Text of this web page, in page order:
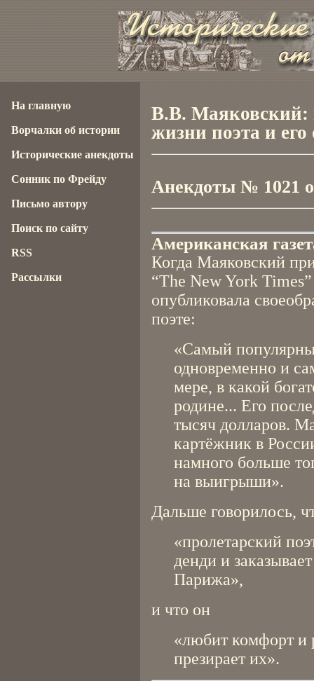
В.В. Маяковский:
жизни поэта и
Анекдоты № 1021
Американская
Когда Маяковский
“The New York Times”
опубликовала
поэте:
«Самый
одновременно и
мере, в какой
родине... Его
тысяч долларов.
картёжник в
намного больше
на выигрыши».
Дальше говорилось,
«пролетарский
денди и
Парижа»,
и что он
«любит комфорт и
презирает их».
На главную
Ворчалки об истории
Исторические анекдоты
Сонник по Фрейду
Письмо автору
Поиск по сайту
RSS
Рассылки